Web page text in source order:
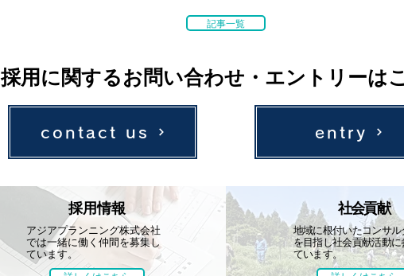
記事一覧
採用に関するお問い合わせ・エントリーは
contact us entry
採用情報
アジアプランニング株式会社
では一緒に働く仲間を募集し
ています。
社会貢献
地域に根付いたコンサル
を目指し社会貢献活動に
ています。